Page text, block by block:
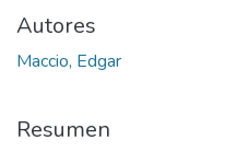
Autores
Maccio, Edgar
Resumen